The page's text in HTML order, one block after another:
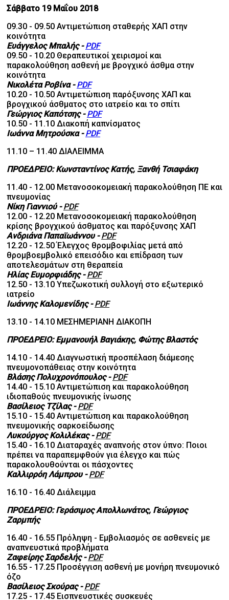
Σάββατο 19 Μαΐου 2018
09.30 - 09.50 Αντιμετώπιση σταθερής ΧΑΠ στην
κοινότητα
Ευάγγελος Μπαλής-PDF
09.50 - 10.20 Θεραπευτικοί χειρισμοί και
παρακολούθηση ασθενή με βρογχικό άσθμα στην
κοινότητα
Νικολέτα Ροβίνα-PDF
10.20 - 10.50 Αντιμετώπιση παρόξυνσης ΧΑΠ και
βρογχικού άσθματος στο ιατρείο και το σπίτι
Γεώργιος Καπότσης-PDF
10.50 - 11.10 Διακοπή καπνίσματος
Ιωάννα Μητρούσκα-PDF
11.10 – 11.40 ΔΙΑΛΕΙΜΜΑ
ΠΡΟΕΔΡΕΙΟ: Κωνσταντίνος Κατής, Ξανθή Τσιαφάκη
11.40 - 12.00 Μετανοσοκομειακή παρακολούθηση ΠΕ και
πνευμονίας
Νίκη Γιαννιού -PDF
12.00 - 12.20 Μετανοσοκομειακή παρακολούθηση
κρίσης βρογχικού άσθματος και παρόξυνσης ΧΑΠ
Ανδριάνα Παπαϊωάννου -PDF
12.20 - 12.50 Έλεγχος θρομβοφιλίας μετά από
θρομβοεμβολικό επεισόδιο και επίδραση των
αποτελεσμάτων στη θεραπεία
Ηλίας Ευμορφιάδης-PDF
12.50 - 13.10 Υπεζωκοτική συλλογή στο εξωτερικό
ιατρείο
Ιωάννης Καλομενίδης-PDF
13.10 - 14.10 ΜΕΣΗΜΕΡΙΑΝΗ ΔΙΑΚΟΠΗ
ΠΡΟΕΔΡΕΙΟ: Εμμανουήλ Βαγιάκης, Φώτης Βλαστός
14.10 - 14.40 Διαγνωστική προσπέλαση διάμεσης
πνευμονοπάθειας στην κοινότητα
Βλάσης Πολυχρονόπουλος-PDF
14.40 - 15.10 Αντιμετώπιση και παρακολούθηση
ιδιοπαθούς πνευμονικής ίνωσης
Βασίλειος Τζίλας-PDF
15.10 - 15.40 Αντιμετώπιση και παρακολούθηση
πνευμονικής σαρκοείδωσης
Λυκούργος Κολιλέκας-PDF
15.40 - 16.10 Διαταραχές αναπνοής στον ύπνο: Ποιοι
πρέπει να παραπεμφθούν για έλεγχο και πώς
παρακολουθούνται οι πάσχοντες
Καλλιρρόη Λάμπρου -PDF
16.10 - 16.40 Διάλειμμα
ΠΡΟΕΔΡΕΙΟ: Γεράσιμος Απολλωνάτος, Γεώργιος
Ζαρμπής
16.40 - 16.55 Πρόληψη - Εμβολιασμός σε ασθενείς με
αναπνευστικά προβλήματα
Ζαφείρης Σαρδελής-PDF
16.55 - 17.25 Προσέγγιση ασθενή με μονήρη πνευμονικό
όζο
Βασίλειος Σκούρας-PDF
17.25 - 17.45 Εισπνευστικές συσκευές